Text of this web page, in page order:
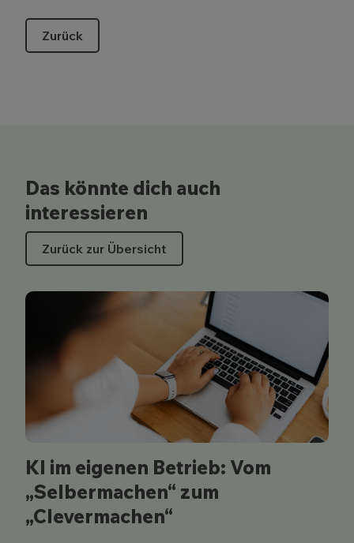
Zurück
Das könnte dich auch
interessieren
Zurück zur Übersicht
KI im eigenen Betrieb: Vom
„Selbermachen“ zum
„Clevermachen“